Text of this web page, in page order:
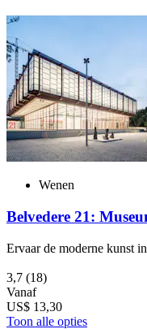
Wenen
Belvedere 21:
Ervaar de moderne kunst
3,7 (18)
Vanaf
US$ 13,30
Toon alle opties